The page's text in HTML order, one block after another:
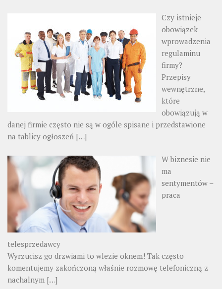
Czy istnieje
obowiązek
wprowadzenia
regulaminu
firmy?
Przepisy
wewnętrzne,
które
obowiązują w
danej firmie często nie są w ogóle spisane i przedstawione
na tablicy ogłoszeń […]
W biznesie nie
ma
sentymentów –
praca
telesprzedawcy
Wyrzucisz go drzwiami to wlezie oknem! Tak często
komentujemy zakończoną właśnie rozmowę telefoniczną z
nachalnym […]